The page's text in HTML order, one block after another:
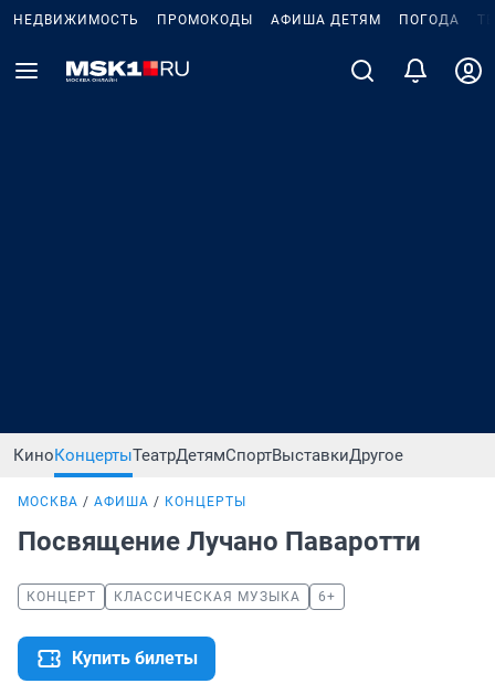
НЕДВИЖИМОСТЬ ПРОМОКОДЫ АФИША ДЕТЯМ ПОГОДА
КиноКонцертыТеатрДетямСпортВыставкиДругое
МОСКВА АФИША КОНЦЕРТЫ
Посвящение Лучано Паваротти
КОНЦЕРТ КЛАССИЧЕСКАЯ МУЗЫКА 6+
Купить билеты